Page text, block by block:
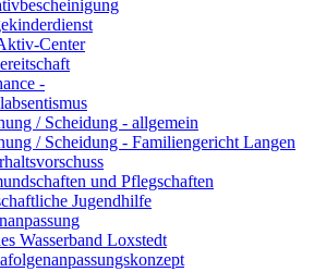
Center
-
/ Scheidung - allgemein
/ Scheidung - Familiengericht Langen
und Pflegschaften
Jugendhilfe
Wasserband Loxstedt